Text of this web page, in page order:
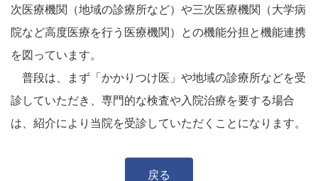
次医療機関（地域の診療所など）や三次医療機関（大学病
院など高度医療を行う医療機関）との機能分担と機能連携
を図っています。
普段は、まず「かかりつけ医」や地域の診療所などを受
診していただき、専門的な検査や入院治療を要する場合
は、紹介により当院を受診していただくことになります。
戻る